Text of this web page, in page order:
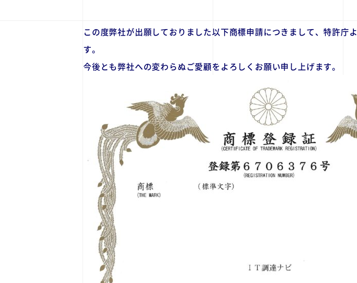
この度弊社が出願しておりました以下商標申請につきまして、特許
す。
今後とも弊社への変わらぬご愛顧をよろしくお願い申し上げます。